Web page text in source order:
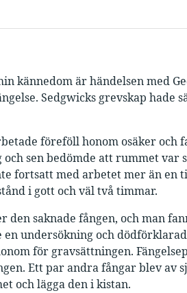
kännedom är händelsen med
Sedgwicks grevskap hade
föreföll honom osäker och
sen bedömde att rummet var
fortsatt med arbetet mer än en
i gott och väl två timmar.
den saknade fången, och man
undersökning och
för gravsättningen.
Ett par andra fångar blev av
och lägga den i kistan.